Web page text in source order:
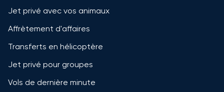
Jet privé avec vos animaux
Affrètement d'affaires
Transferts en hélicoptère
Jet privé pour groupes
Vols de dernière minute